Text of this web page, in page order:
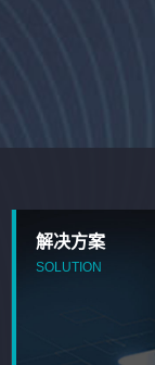
解决方案
SOLUTION